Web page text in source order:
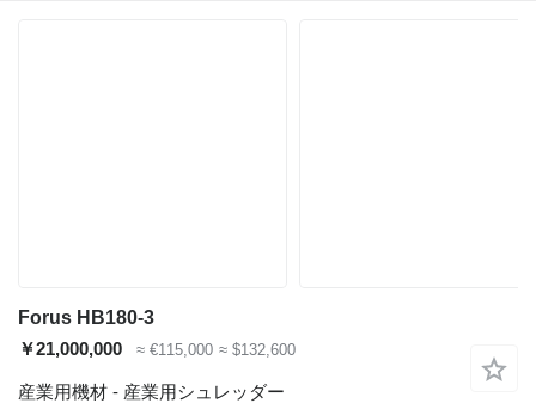
Forus HB180-3
￥21,000,000
≈ €115,000 ≈ $132,600
産業用機材 - 産業用シュレッダー